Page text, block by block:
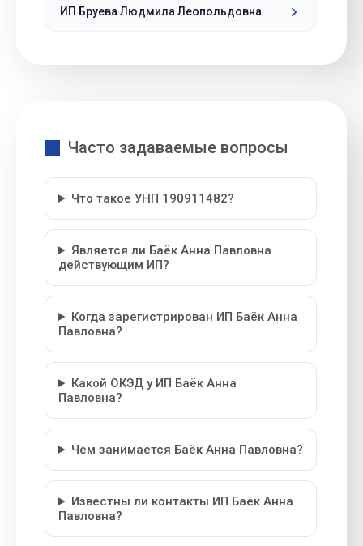
ИП Бруева Людмила Леопольдовна
Часто задаваемые вопросы
Что такое УНП 190911482?
Является ли Баёк Анна Павловна
действующим ИП?
Когда зарегистрирован ИП Баёк Анна
Павловна?
Какой ОКЭД у ИП Баёк Анна
Павловна?
Чем занимается Баёк Анна Павловна?
Известны ли контакты ИП Баёк Анна
Павловна?